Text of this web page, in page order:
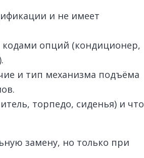
и не имеет
кодами опций (кондиционер,
и тип механизма подъёма
торпедо, сиденья) и что
замену, но только при